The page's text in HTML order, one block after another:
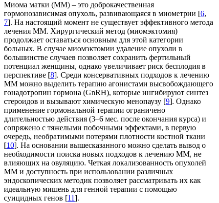
Миома матки (ММ) ‒ это доброкачественная
гормонозависимая опухоль, развивающаяся в миометрии [6,
7]. На настоящий момент не существует эффективного метода
лечения ММ. Хирургический метод (миомэктомия)
продолжает оставаться основным для этой категории
больных. В случае миомэктомии удаление опухоли в
большинстве случаев позволяет сохранить фертильный
потенциал женщины, однако увеличивает риск бесплодия в
перспективе [8]. Среди консервативных подходов к лечению
ММ можно выделить терапию агонистами высвобождающего
гонадотропин гормона (GnRH), которые ингибируют синтез
стероидов и вызывают химическую менопаузу [9]. Однако
применение гормональной терапии ограничено
длительностью действия (3–6 мес. после окончания курса) и
сопряжено с тяжелыми побочными эффектами, в первую
очередь, необратимыми потерями плотности костной ткани
[10]. На основании вышесказанного можно сделать вывод о
необходимости поиска новых подходов к лечению ММ, не
влияющих на овуляцию. Четкая локализованность опухолей
ММ и доступность при использовании различных
эндоскопических методик позволяет рассматривать их как
идеальную мишень для генной терапии с помощью
суицидных генов [11].